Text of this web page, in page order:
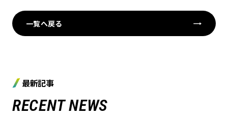
一覧へ戻る
最新記事
RECENT NEWS